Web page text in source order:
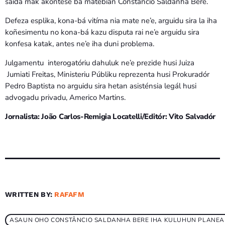
Defeza esplika, kona-bá vitíma nia mate ne’e, arguidu sira la iha
koñesimentu no kona-bá kazu disputa rai ne’e arguidu sira
konfesa katak, antes ne’e iha duni problema.
Julgamentu interogatóriu dahuluk ne’e prezide husi Juiza
Jumiati Freitas, Ministeriu Públiku reprezenta husi Prokuradór
Pedro Baptista no arguidu sira hetan asisténsia legál husi
advogadu privadu, Americo Martins.
Jornalista: João Carlos-Remigia Locatelli/Editór: Vito Salvadór
WRITTEN BY: RAFAFM
ASAUN OHO CONSTÂNCIO SALDANHA BERE IHA KULUHUN